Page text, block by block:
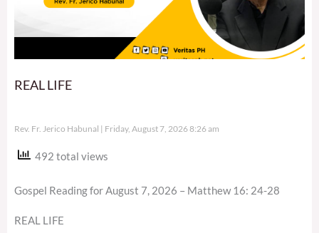
REAL LIFE
Rev. Fr. Jerico Habunal Friday, August 7, 2026 8:26 am
492 total views
Gospel Reading for August 7, 2026 – Matthew 16: 24-28
REAL LIFE